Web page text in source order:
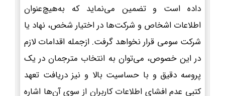
داده است و تضمین می‌نماید که به‌هیچ‌عنوان
اطلاعات اشخاص و شرکت‌ها در اختیار شخص، نهاد یا
شرکت سومی قرار نخواهد گرفت. ازجمله اقدامات لازم
در این خصوص، می‌توان به انتخاب مترجمان در یک
پروسه دقیق و با حساسیت بالا و نیز دریافت تعهد
کتبی عدم افشای اطلاعات کاربران از سوی آن‌ها اشاره